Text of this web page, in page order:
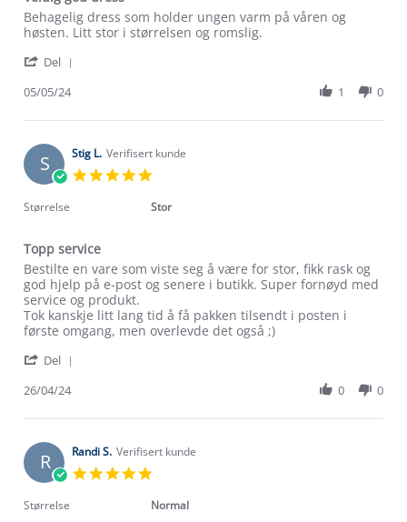
Review
by
H.
5
2024
review
stating
god
Behagelig dress som holder ungen varm på våren og
høsten. Litt stor i størrelsen og romslig.
Del
Maren
on
5
May
05/05/24 1 0
S Stig L. Verifisert kunde
rating
Størrelse Stor
Topp service
Review
by
Stig
L.
on
Apr
review
stating
Topp
service
Bestilte en vare som viste seg å være for stor, fikk rask og
god hjelp på e-post og senere i butikk. Super fornøyd med
service og produkt.
Tok kanskje litt lang tid å få pakken tilsendt i posten i
første omgang, men overlevde det også ;)
Del
Stig
on
26
Apr
26/04/24 0 0
R Randi S. Verifisert kunde
rating
Størrelse Normal